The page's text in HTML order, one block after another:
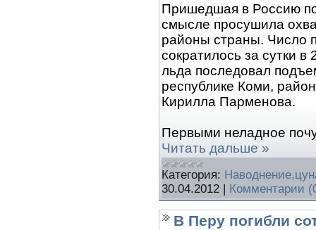
Пришедшая в Россию
смысле просушила
районы страны. Число
сократилось за сутки
льда последовал
республике Коми,
Кирилла Парменова.
Первыми неладное
Читать дальше »
Категория:
30.04.2012 | Комментарии
В Перу погибли